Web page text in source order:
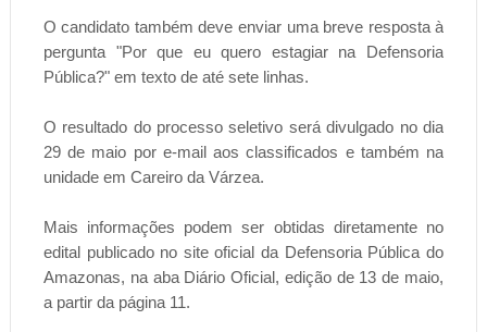
O candidato também deve enviar uma breve resposta à
pergunta "Por que eu quero estagiar na Defensoria
Pública?" em texto de até sete linhas.
O resultado do processo seletivo será divulgado no dia
29 de maio por e-mail aos classificados e também na
unidade em Careiro da Várzea.
Mais informações podem ser obtidas diretamente no
edital publicado no site oficial da Defensoria Pública do
Amazonas, na aba Diário Oficial, edição de 13 de maio,
a partir da página 11.